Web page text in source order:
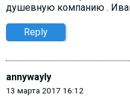
душевную компанию .
Reply
annywayly
13 марта 2017 16:12